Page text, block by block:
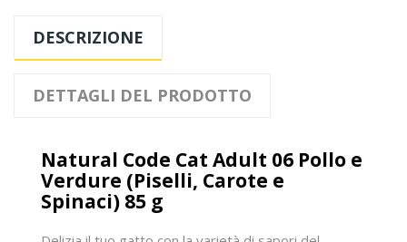
DESCRIZIONE
DETTAGLI DEL PRODOTTO
Natural Code Cat Adult 06 Pollo e
Verdure (Piselli, Carote e
Spinaci) 85 g